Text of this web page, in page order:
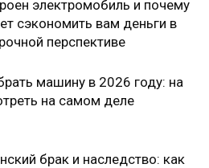
электромобиль и почему
сэкономить вам деньги в
перспективе
машину в 2026 году: на
на самом деле
брак и наследство: как